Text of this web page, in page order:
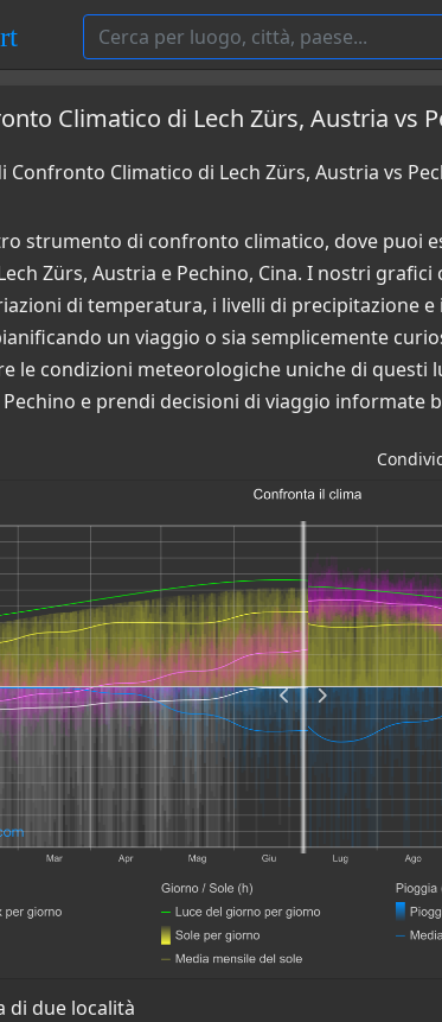
Climatico di Lech Zürs, Austria vs
Confronto Climatico di Lech Zürs, Austria vs
strumento di confronto climatico, dove puoi
Zürs, Austria e Pechino, Cina. I nostri
di temperatura, i livelli di precipitazione
un viaggio o sia semplicemente
le condizioni meteorologiche uniche di questi
e prendi decisioni di viaggio informate
di due località